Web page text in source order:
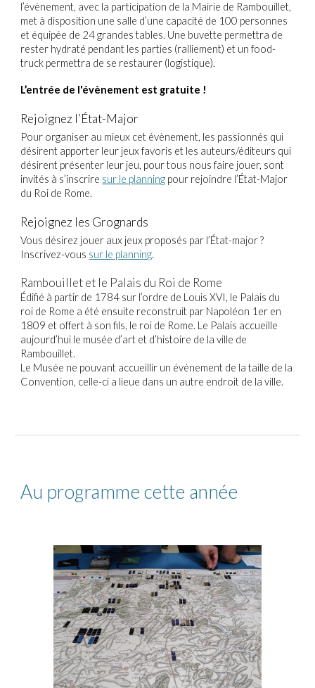
l’évènement, avec la participation de la Mairie de Rambouillet,
met à disposition une salle d’une capacité de 100 personnes
et équipée de 24 grandes tables. Une buvette permettra de
rester hydraté pendant les parties (ralliement) et un food-
truck permettra de se restaurer (logistique).
L’entrée de l'évènement est gratuite !
Rejoignez l’État-Major
Pour organiser au mieux cet évènement, les passionnés qui
désirent apporter leur jeux favoris et les auteurs/éditeurs qui
désirent présenter leur jeu, pour tous nous faire jouer, sont
invités à s’inscrire sur le planning pour rejoindre l’État-Major
du Roi de Rome.
Rejoignez les Grognards
Vous désirez jouer aux jeux proposés par l’État-major ?
Inscrivez-vous sur le planning.
Rambouillet et le Palais du Roi de Rome
Édifié à partir de 1784 sur l’ordre de Louis XVI, le Palais du
roi de Rome a été ensuite reconstruit par Napoléon 1er en
1809 et offert à son fils, le roi de Rome. Le Palais accueille
aujourd’hui le musée d’art et d’histoire de la ville de
Rambouillet.
Le Musée ne pouvant accueillir un événement de la taille de la
Convention, celle-ci a lieue dans un autre endroit de la ville.
Au programme cette année